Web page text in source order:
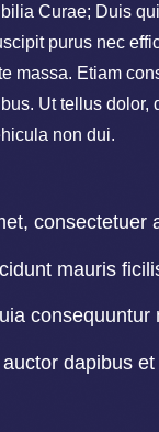
Curae; Duis
purus nec
massa. Etiam
Ut tellus dolor,
non dui.
consectetuer
mauris
consequuntur
dapibus